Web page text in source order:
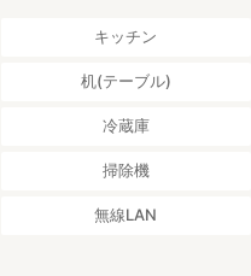
キッチン
机(テーブル)
冷蔵庫
掃除機
無線LAN